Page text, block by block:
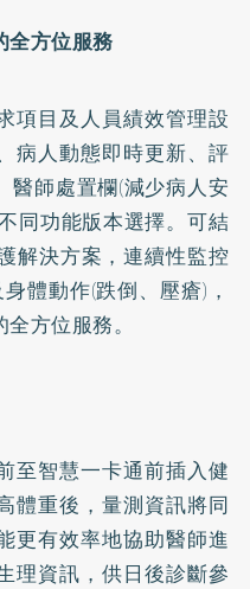
方位服務
項目及人員績效管理設
病人動態即時更新、評
醫師處置欄(減少病人安
同功能版本選擇。可結
解決方案，連續性監控
體動作(跌倒、壓瘡)，
方位服務。
至智慧一卡通前插入健
體重後，量測資訊將同
更有效率地協助醫師進
理資訊，供日後診斷參